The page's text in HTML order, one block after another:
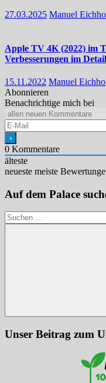
27.03.2025 Manuel
Apple TV 4K (2022) im
Verbesserungen im Detail
15.11.2022 Manuel
Abonnieren
Benachrichtige mich bei
0 Kommentare
älteste
neueste meiste
Auf dem Palace
Suchen
nach:
Unser Beitrag zum